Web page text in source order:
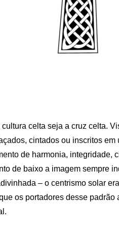
celta seja a cruz celta.
cintados ou inscritos
de harmonia, integridade,
de baixo a imagem sempre
– o centrismo solar
os portadores desse